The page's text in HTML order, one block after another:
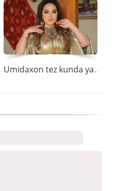
Umidaxon tez kunda yangi taronasini taqdim etadi